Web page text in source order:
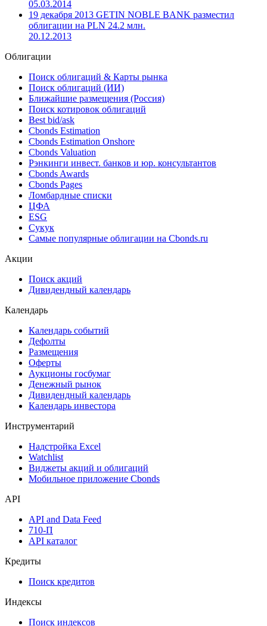
05.03.2014
19 декабря 2013 GETIN NOBLE BANK разместил
облигации на PLN 24.2 млн.
20.12.2013
Облигации
Поиск облигаций & Карты рынка
Поиск облигаций (ИИ)
Ближайшие размещения (Россия)
Поиск котировок облигаций
Best bid/ask
Cbonds Estimation
Cbonds Estimation Onshore
Cbonds Valuation
Рэнкинги инвест. банков и юр. консультантов
Cbonds Awards
Cbonds Pages
Ломбардные списки
ЦФА
ESG
Сукук
Самые популярные облигации на Cbonds.ru
Акции
Поиск акций
Дивидендный календарь
Календарь
Календарь событий
Дефолты
Размещения
Оферты
Аукционы госбумаг
Денежный рынок
Дивидендный календарь
Календарь инвестора
Инструментарий
Надстройка Excel
Watchlist
Виджеты акций и облигаций
Мобильное приложение Cbonds
API
API and Data Feed
710-П
API каталог
Кредиты
Поиск кредитов
Индексы
Поиск индексов